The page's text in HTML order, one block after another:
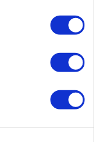
03. aug.